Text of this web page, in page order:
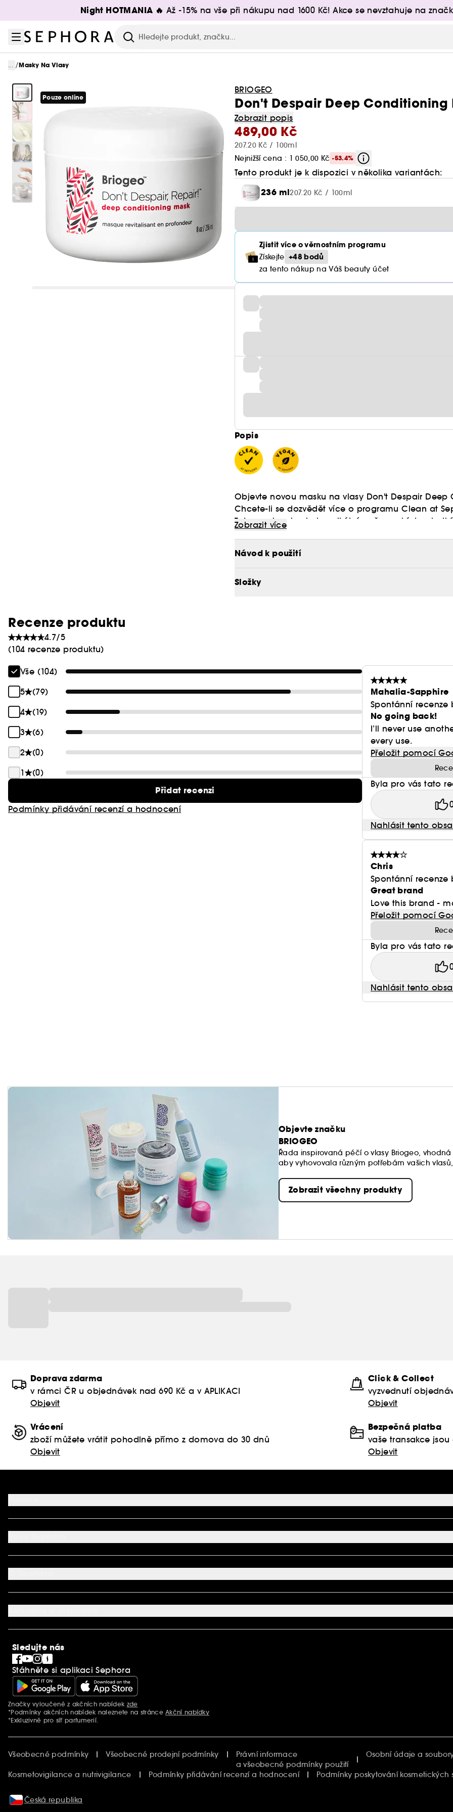
Přejít na hlavní obsah
Night HOTMANIA 🔥 Až -15% na vše při nákupu nad 1600 Kč! Akce se nevztahuje na
Hledat
... /Masky Na Vlasy
Pouze online
BRIOGEO
Don't Despair Deep Conditioning
Zobrazit popis
489,00 Kč
207.20 Kč / 100ml
Nejnižší cena : 1 050,00 Kč -53.4%
Tento produkt je k dispozici v několika variantách:
236 ml207.20 Kč / 100ml
Zjistit více o věrnostním programu
Získejte +48 bodů
za tento nákup na Váš beauty účet
Popis
Objevte novou masku na vlasy Don't Despair Deep
Tato maska obsahuje unikátní směs avokáda,
Chcete-li se dozvědět více o programu Clean at
Zobrazit více
Návod k použití
Složky
Recenze produktu
4.7/5
(104 recenze produktu)
Vše (104)
5
(79)
4
(19)
3
(6)
2
(0)
1
(0)
Přidat recenzi
Podmínky přidávání recenzí a hodnocení
Mahalia-Sapphire
Spontánní recenze
No going back!
I’ll never use
every use.
Přeložit pomocí
Byla pro vás tato
Nahlásit tento
Chris
Spontánní recenze
Great brand
Love this brand -
Přeložit pomocí
Byla pro vás tato
Nahlásit tento
Objevte značku
BRIOGEO
Řada inspirovaná péčí o vlasy Briogeo,
aby vyhovovala různým potřebám vašich
přírodních ingrediencí, které poskytují viditelné
Zobrazit všechny produkty
Doprava zdarma
v rámci ČR u objednávek nad 690 Kč a v APLIKACI
Objevit
Click & Collect
vyzvednutí
Objevit
Vrácení
zboží můžete vrátit pohodlně přímo z domova do 30 dnů
Objevit
Bezpečná platba
vaše transakce
Objevit
FAQ
Podmínky Nabídek
Kontaktujte nás
Mapa stránky
Můj účet
Aplikace SEPHORA
Nastavení souborů cookie
O společnosti Sephora
Kariéra
SEPHORiA
Blog Sephora
Singles´ Day
Black Friday
Cyber Monday
Vánoce
Sledujte nás
Stáhněte si aplikaci Sephora
Další informace
Značky vyloučené z akčních nabídek zde
*Podmínky akčních nabídek naleznete na stránceAkční nabídky
*Exkluzivně pro síť parfumerií.
Všeobecné podmínky Všeobecné prodejní podmínky
Právní informace
a všeobecné podmínky použití
Osobní údaje a
Kosmetovigilance a nutrivigilance Podmínky přidávání recenzí a hodnocení Podmínky poskytování kosmetických
Česká republika